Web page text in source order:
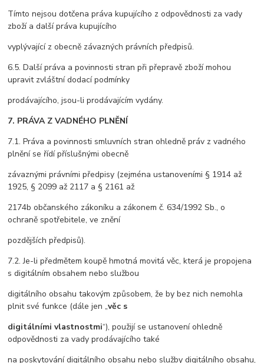
Tímto nejsou dotčena práva kupujícího z odpovědnosti za vady
zboží a další práva kupujícího
vyplývající z obecně závazných právních předpisů.
6.5. Další práva a povinnosti stran při přepravě zboží mohou
upravit zvláštní dodací podmínky
prodávajícího, jsou-li prodávajícím vydány.
7. PRÁVA Z VADNÉHO PLNĚNÍ
7.1. Práva a povinnosti smluvních stran ohledně práv z vadného
plnění se řídí příslušnými obecně
závaznými právními předpisy (zejména ustanoveními § 1914 až
1925, § 2099 až 2117 a § 2161 až
2174b občanského zákoníku a zákonem č. 634/1992 Sb., o
ochraně spotřebitele, ve znění
pozdějších předpisů).
7.2. Je-li předmětem koupě hmotná movitá věc, která je propojena
s digitálním obsahem nebo službou
digitálního obsahu takovým způsobem, že by bez nich nemohla
plnit své funkce (dále jen „věc s
digitálními vlastnostmi“), použijí se ustanovení ohledně
odpovědnosti za vady prodávajícího také
na poskytování digitálního obsahu nebo služby digitálního obsahu,